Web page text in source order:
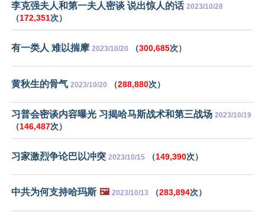
李克强夫人和第一夫人密谈 说出惊人的话 2023/10/28
（172,351次）
有一类人 难以揣摩 2023/10/20 （300,685次）
黄秋生的骨气 2023/10/20 （288,880次）
习普会密谈内容曝光 习揭哈马斯战术和第三战场 2023/10/19
（146,487次）
习家激烈争论巴以冲突 2023/10/15 （149,390次）
中共为何支持哈玛斯 🖼️ 2023/10/13 （283,894次）